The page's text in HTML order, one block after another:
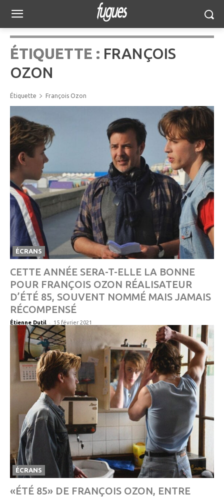
ÉTIQUETTE : FRANÇOIS
OZON
Étiquette François Ozon
ÉCRANS
CETTE ANNÉE SERA-T-ELLE LA BONNE
POUR FRANÇOIS OZON RÉALISATEUR
D’ÉTÉ 85, SOUVENT NOMMÉ MAIS JAMAIS
RÉCOMPENSÉ
Étienne Dutil - 15 février 2021
ÉCRANS
«ÉTÉ 85» DE FRANÇOIS OZON, ENTRE